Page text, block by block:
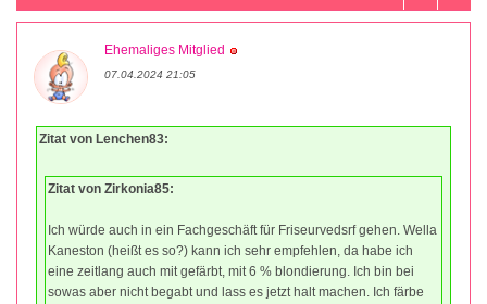
Ehemaliges Mitglied
07.04.2024 21:05
Zitat von Lenchen83:
Zitat von Zirkonia85:
Ich würde auch in ein Fachgeschäft für Friseurvedsrf gehen. Wella
Kaneston (heißt es so?) kann ich sehr empfehlen, da habe ich
eine zeitlang auch mit gefärbt, mit 6 % blondierung. Ich bin bei
sowas aber nicht begabt und lass es jetzt halt machen. Ich färbe